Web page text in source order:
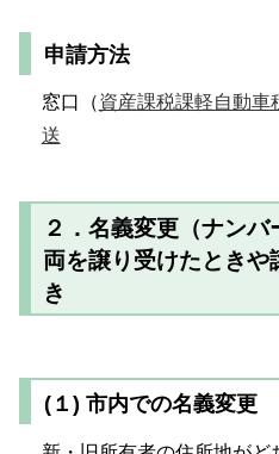
申請方法
窓口（資産課税課軽自動車
送
２．名義変更（ナン
両を譲り受けたとき
き
(１) 市内での名義変更